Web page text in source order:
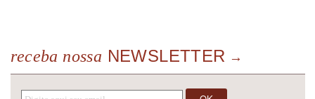
receba nossa NEWSLETTER